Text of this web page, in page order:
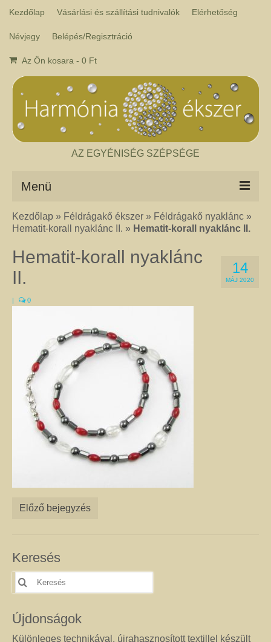
Kezdőlap Vásárlási és szállítási tudnivalók Elérhetőség
Névjegy Belépés/Regisztráció
Az Ön kosara - 0 Ft
AZ EGYÉNISÉG SZÉPSÉGE
Menü
Csakra ékszer
A kézműves csakra ékszer ásványai tulajdonképpen gyógyító kövek, amelyek
ékszerben minden csakrához tartozik egy kristály, és általában a kő színe
határozza meg, hogy melyik csakrához rendeljük. Így lehetséges az, hogy pl.
a Gyökércsakra harmonizálásához a gránátot és a vörös jáspist egyaránt
szerint jó hatással van a citrin, a kalcit, és sárga achát is. Természetesen
Ilyen pl. a Szívcsakra, amelyhez a zöld aventurin épp olyan jó, mint a
rózsakvarc, a szeretet kristály. A csakrák leírását itt olvashatja.
Féldrágakő ékszer
Ezen az oldalon csak olyan egyedi kézműves féldrágakő ékszer található,
amelyet valódi ásványok, féldrágakövek, illetve kristályok felhasználásával
készítettem. Az ékszerek megalkotása során a színek és a formák
kombinációjával igyekeztem egyedi összhatást elérni.
A nyakláncok, medálok, karkötők, fülbevalók harmonizálnak viselőik színes,
különleges egyéniségével, és még a legegyszerűbb ruhát is feldobják. Az
ékszerek alapanyagául szolgáló ásványokról úgy tartják, hogy gyógyító
kövek, és mint ilyenek, jótékony hatással lehetnek a testre és a lélekre. Az
ékszereimet szettben viselni, mert így még jobban tud érvényesülni
termékoldalakon, az oldalak alján található kapcsolódó termékek között
köszön vissza az utcán”. Szerette egyéniségéhez, stílusához és az általa
kedvelt színekhez illő egyedi vagy kis szériás Harmónia ékszer garantáltan
örömöt szerez.
Nincs két egyforma dróthajlításos ékszer, mint ahogy nincs két egyforma
Kezdőlap » Féldrágakő ékszer » Féldrágakő nyaklánc »
Hematit-korall nyaklánc II. » Hematit-korall nyaklánc II.
14
MÁJ 2020
Hematit-korall nyaklánc
II.
0
Előző bejegyzés
Keresés
Keresés
erre:
Újdonságok
Különleges technikával, újrahasznosított textillel készült